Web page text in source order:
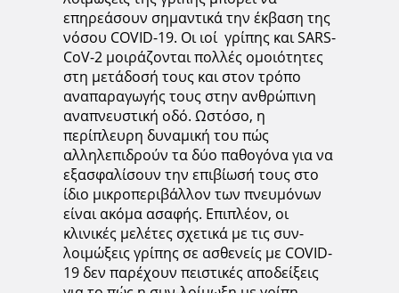
επηρεάσουν σημαντικά την έκβαση της
νόσου COVID-19. Οι ιοί γρίπης και SARS-
CoV-2 μοιράζονται πολλές ομοιότητες
στη μετάδοσή τους και στον τρόπο
αναπαραγωγής τους στην ανθρώπινη
αναπνευστική οδό. Ωστόσο, η
περίπλευρη δυναμική του πώς
αλληλεπιδρούν τα δύο παθογόνα για να
εξασφαλίσουν την επιβίωσή τους στο
ίδιο μικροπεριβάλλον των πνευμόνων
είναι ακόμα ασαφής. Επιπλέον, οι
κλινικές μελέτες σχετικά με τις συν-
λοιμώξεις γρίπης σε ασθενείς με COVID-
19 δεν παρέχουν πειστικές αποδείξεις